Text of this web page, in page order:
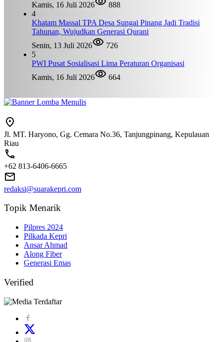
Kamis, 16 Juli 2026
888
4
Khatam Massal TPA Desa Sungai Pinang Jadi Tradisi
Tahunan, Wujudkan Generasi Qurani
Senin, 13 Juli 2026
726
5
PWI Pusat Sosialisasi Lima Peraturan Organisasi
Kamis, 16 Juli 2026
664
Jl. MT. Haryono, Gg. Cemara No.36, Tanjungpinang, Kepulauan
Riau
+62 813-6406-6665
redaksi@suarakepri.com
Topik Menarik
Pilpres 2024
Pilkada Kepri
Ansar Ahmad
Along Fiber
Generasi Emas
Verified